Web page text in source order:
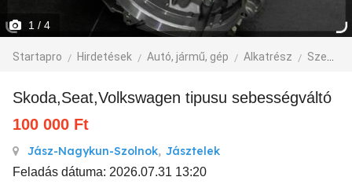
1 / 4
Startapro Hirdetések Autó, jármű, gép Alkatrész Személyautó alkatrész
Skoda,Seat,Volkswagen tipusu sebességváltó
100 000 Ft
Jász-Nagykun-Szolnok, Jásztelek
Feladás dátuma: 2026.07.31 13:20